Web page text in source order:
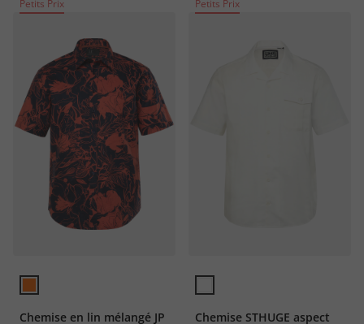
Petits Prix
Chemise en lin mélangé JP
Petits Prix
Chemise STHUGE aspect